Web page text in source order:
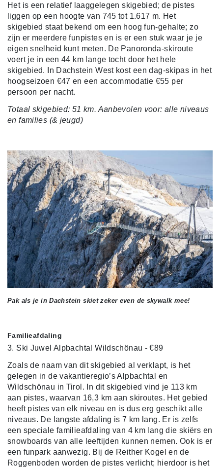
Het is een relatief laaggelegen skigebied; de pistes
liggen op een hoogte van 745 tot 1.617 m. Het
skigebied staat bekend om een hoog fun-gehalte; zo
zijn er meerdere funpistes en is er een stuk waar je je
eigen snelheid kunt meten. De Panoronda-skiroute
voert je in een 44 km lange tocht door het hele
skigebied. In Dachstein West kost een dag-skipas in het
hoogseizoen €47 en een accommodatie €55 per
persoon per nacht.
Totaal skigebied: 51 km. Aanbevolen voor: alle niveaus
en families (& jeugd)
Pak als je in Dachstein skiet zeker even de skywalk mee!
Familieafdaling
3. Ski Juwel Alpbachtal Wildschönau - €89
Zoals de naam van dit skigebied al verklapt, is het
gelegen in de vakantieregio’s Alpbachtal en
Wildschönau in Tirol. In dit skigebied vind je 113 km
aan pistes, waarvan 16,3 km aan skiroutes. Het gebied
heeft pistes van elk niveau en is dus erg geschikt alle
niveaus. De langste afdaling is 7 km lang. Er is zelfs
een speciale familieafdaling van 4 km lang die skiërs en
snowboards van alle leeftijden kunnen nemen. Ook is er
een funpark aanwezig. Bij de Reither Kogel en de
Roggenboden worden de pistes verlicht; hierdoor is het